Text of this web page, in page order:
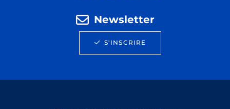
Newsletter
S'INSCRIRE